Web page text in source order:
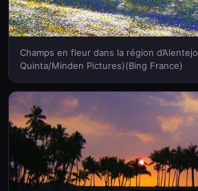
Champs en fleur dans la région
Quinta/Minden Pictures)(Bing France)